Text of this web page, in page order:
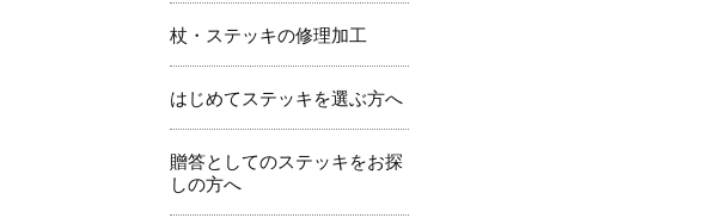
杖・ステッキの修理加工
はじめてステッキを選ぶ方へ
贈答としてのステッキをお探
しの方へ